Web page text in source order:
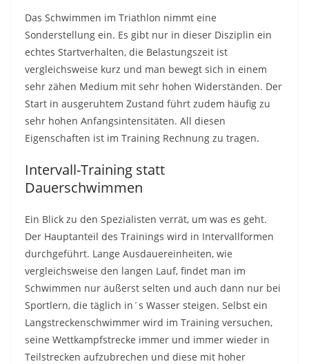
Das Schwimmen im Triathlon nimmt eine
Sonderstellung ein. Es gibt nur in dieser Disziplin ein
echtes Startverhalten, die Belastungszeit ist
vergleichsweise kurz und man bewegt sich in einem
sehr zähen Medium mit sehr hohen Widerständen. Der
Start in ausgeruhtem Zustand führt zudem häufig zu
sehr hohen Anfangsintensitäten. All diesen
Eigenschaften ist im Training Rechnung zu tragen.
Intervall-Training statt
Dauerschwimmen
Ein Blick zu den Spezialisten verrät, um was es geht.
Der Hauptanteil des Trainings wird in Intervallformen
durchgeführt. Lange Ausdauereinheiten, wie
vergleichsweise den langen Lauf, findet man im
Schwimmen nur äußerst selten und auch dann nur bei
Sportlern, die täglich in´s Wasser steigen. Selbst ein
Langstreckenschwimmer wird im Training versuchen,
seine Wettkampfstrecke immer und immer wieder in
Teilstrecken aufzubrechen und diese mit hoher